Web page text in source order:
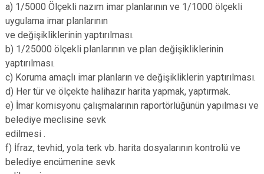
a) 1/5000 Ölçekli nazım imar planlarının ve 1/1000 ölçekli
uygulama imar planlarının
ve değişikliklerinin yaptırılması.
b) 1/25000 ölçekli planlarının ve plan değişikliklerinin
yaptırılması.
c) Koruma amaçlı imar planların ve değişikliklerin yaptırılması.
d) Her tür ve ölçekte halihazır harita yapmak, yaptırmak.
e) İmar komisyonu çalışmalarının raportörlüğünün yapılması ve
belediye meclisine sevk
edilmesi .
f) İfraz, tevhid, yola terk vb. harita dosyalarının kontrolü ve
belediye encümenine sevk